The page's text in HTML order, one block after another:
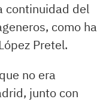
continuidad del
como ha
Pretel.
no era
junto con